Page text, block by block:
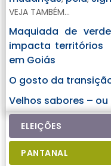
VEJA TAMBÉM...
Maquiada de
impacta territórios
em Goiás
O gosto da
Velhos sabores –
ELEIÇÕES
PANTANAL